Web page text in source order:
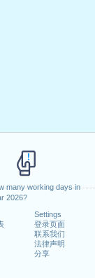
many working days in
2026?
Settings
登录页面
联系我们
法律声明
分享